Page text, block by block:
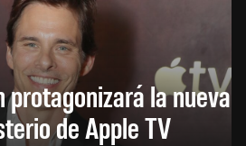
protagonizará la nueva
de Apple TV